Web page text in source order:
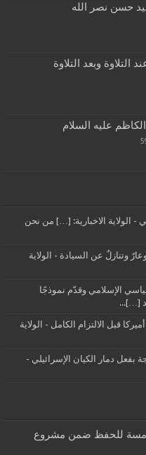
حسن نصر الله
التلاوة وبعد التلاوة
عليه السلام
- الولاية الاخبارية: […] من نحن
وتنازلٌ عن السيادة - الولاية
الإسلامي وقدّم نموذجًا
[…]...
قبل الالتزام الكامل - الولاية
دمار الكيان الإسرائيلي -
للحفظ ضمن مشروع